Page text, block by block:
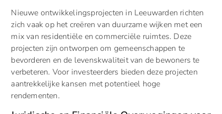
Nieuwe ontwikkelingsprojecten in Leeuwarden richten
zich vaak op het creëren van duurzame wijken met een
mix van residentiële en commerciële ruimtes. Deze
projecten zijn ontworpen om gemeenschappen te
bevorderen en de levenskwaliteit van de bewoners te
verbeteren. Voor investeerders bieden deze projecten
aantrekkelijke kansen met potentieel hoge
rendementen.